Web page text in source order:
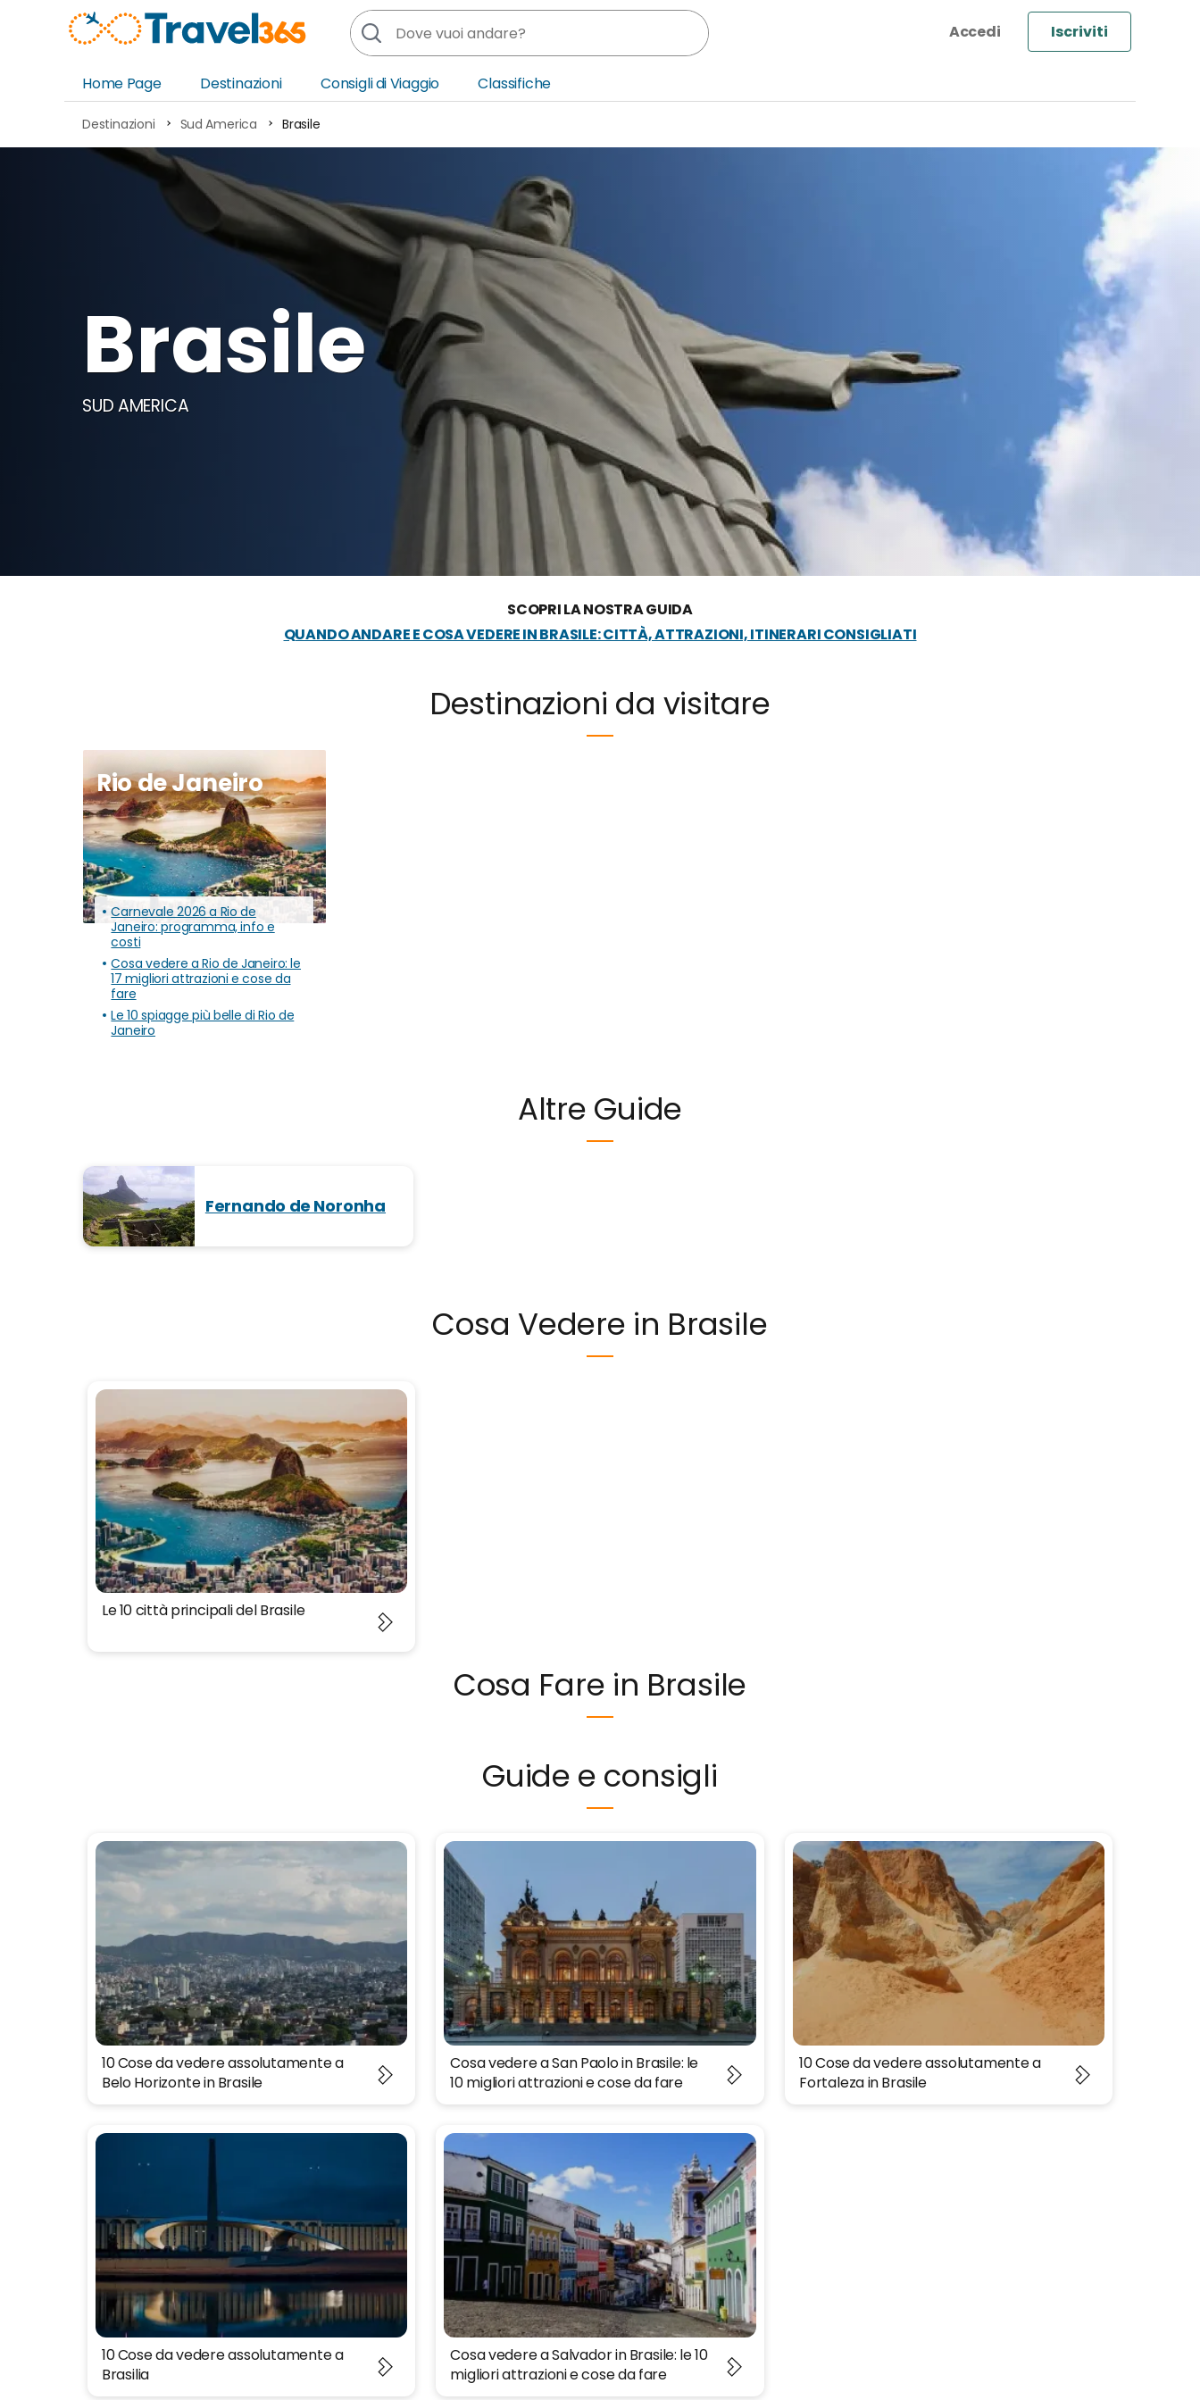
Iscriviti
Home Page
Destinazioni
Africa
Europa
Oceania
Nord America
Sud America
Medio Oriente
Consigli di Viaggio Classifiche
Destinazioni Sud America Brasile
Brasile
SUD AMERICA
SCOPRI LA NOSTRA GUIDA
QUANDO ANDARE E COSA VEDERE IN BRASILE: CITTÀ, ATTRAZIONI, ITINERARI CONSIGLIATI
Destinazioni da visitare
Rio de Janeiro
Carnevale 2026 a Rio de
Janeiro: programma, info e
costi
Cosa vedere a Rio de Janeiro: le
17 migliori attrazioni e cose da
fare
Le 10 spiagge più belle di Rio de
Janeiro
Altre Guide
Fernando de Noronha
Cosa Vedere in Brasile
Le 10 città principali del Brasile
Cosa Fare in Brasile
Guide e consigli
10 Cose da vedere assolutamente a
Belo Horizonte in Brasile
Cosa vedere a San Paolo in Brasile: le
10 migliori attrazioni e cose da fare
10 Cose da vedere assolutamente a
Fortaleza in Brasile
10 Cose da vedere assolutamente a
Brasilia
Cosa vedere a Salvador in Brasile: le 10
migliori attrazioni e cose da fare